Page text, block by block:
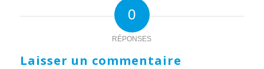
0
RÉPONSES
Laisser un commentaire